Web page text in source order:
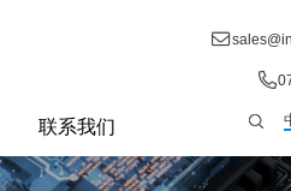
联系我们